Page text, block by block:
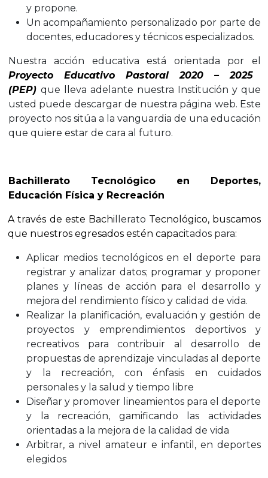
y propone.
Un acompañamiento personalizado por parte de
docentes, educadores y técnicos especializados.
Nuestra acción educativa está orientada por el
Proyecto Educativo Pastoral 2020 – 2025
(PEP) que lleva adelante nuestra Institución y que
usted puede descargar de nuestra página web. Este
proyecto nos sitúa a la vanguardia de una educación
que quiere estar de cara al futuro.
Bachillerato Tecnológico en Deportes,
Educación Física y Recreación
A través de este Bachi llerato Tecnológico, buscamos
que nuestros egresados estén capacitados para:
Aplicar medios tecnológicos en el deporte para
registrar y analizar datos; programar y proponer
planes y líneas de acción para el desarrollo y
mejora del rendimiento físico y calidad de vida.
Realizar la planificación, evaluación y gestión de
proyectos y emprendimientos deportivos y
recreativos para contribuir al desarrollo de
propuestas de aprendizaje vinculadas al deporte
y la recreación, con énfasis en cuidados
personales y la salud y tiempo libre
Diseñar y promover lineamientos para el deporte
y la recreación, gamificando las actividades
orientadas a la mejora de la calidad de vida
Arbitrar, a nivel amateur e infantil, en deportes
elegidos